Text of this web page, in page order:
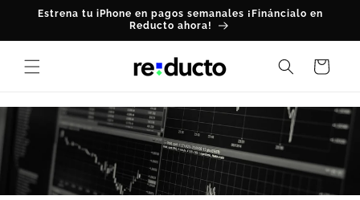
Skip to
Estrena tu iPhone en pagos semanales ¡Fináncialo en
Reducto ahora!
Cart